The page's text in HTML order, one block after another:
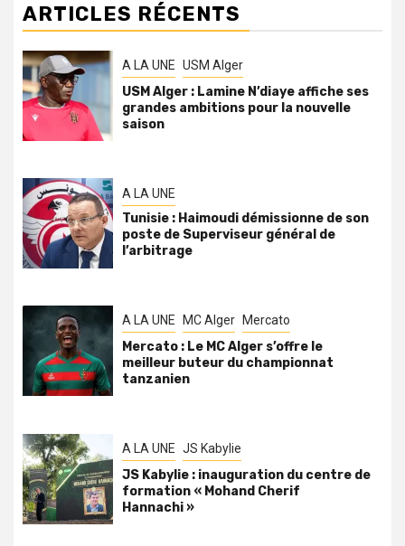
ARTICLES RÉCENTS
A LA UNE USM Alger
USM Alger : Lamine N’diaye affiche ses
grandes ambitions pour la nouvelle
saison
A LA UNE
Tunisie : Haimoudi démissionne de son
poste de Superviseur général de
l’arbitrage
A LA UNE MC Alger Mercato
Mercato : Le MC Alger s’offre le
meilleur buteur du championnat
tanzanien
A LA UNE JS Kabylie
JS Kabylie : inauguration du centre de
formation « Mohand Cherif
Hannachi »